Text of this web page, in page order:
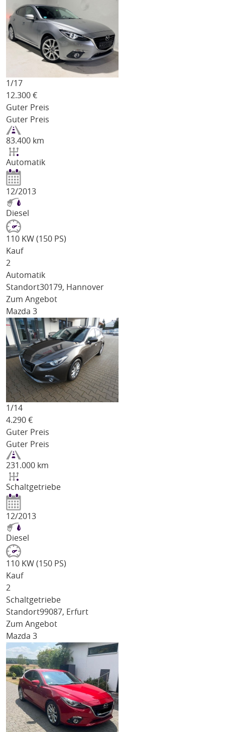
1/17
12.300 €
Guter Preis
Guter Preis
83.400 km
Automatik
12/2013
Diesel
110 KW (150 PS)
Kauf
2
Automatik
Standort30179, Hannover
Zum Angebot
Mazda 3
1/14
4.290 €
Guter Preis
Guter Preis
231.000 km
Schaltgetriebe
12/2013
Diesel
110 KW (150 PS)
Kauf
2
Schaltgetriebe
Standort99087, Erfurt
Zum Angebot
Mazda 3